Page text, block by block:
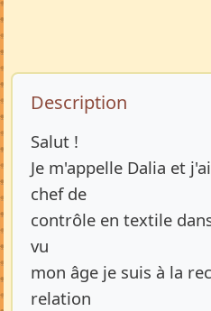
Description de
Description
Salut !
Je m'appelle Dalia et
chef de
contrôle en textile
vu
mon âge je suis à la
relation